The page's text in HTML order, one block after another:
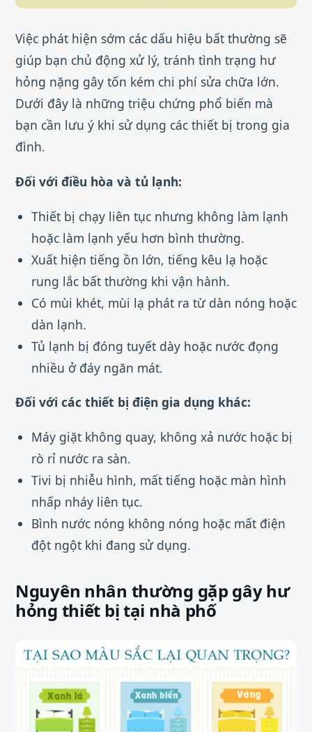
Việc phát hiện sớm các dấu hiệu bất thường sẽ
giúp bạn chủ động xử lý, tránh tình trạng hư
hỏng nặng gây tốn kém chi phí sửa chữa lớn.
Dưới đây là những triệu chứng phổ biến mà
bạn cần lưu ý khi sử dụng các thiết bị trong gia
đình.
Đối với điều hòa và tủ lạnh:
Thiết bị chạy liên tục nhưng không làm lạnh
hoặc làm lạnh yếu hơn bình thường.
Xuất hiện tiếng ồn lớn, tiếng kêu lạ hoặc
rung lắc bất thường khi vận hành.
Có mùi khét, mùi lạ phát ra từ dàn nóng hoặc
dàn lạnh.
Tủ lạnh bị đóng tuyết dày hoặc nước đọng
nhiều ở đáy ngăn mát.
Đối với các thiết bị điện gia dụng khác:
Máy giặt không quay, không xả nước hoặc bị
rò rỉ nước ra sàn.
Tivi bị nhiễu hình, mất tiếng hoặc màn hình
nhấp nháy liên tục.
Bình nước nóng không nóng hoặc mất điện
đột ngột khi đang sử dụng.
Nguyên nhân thường gặp gây hư
hỏng thiết bị tại nhà phố